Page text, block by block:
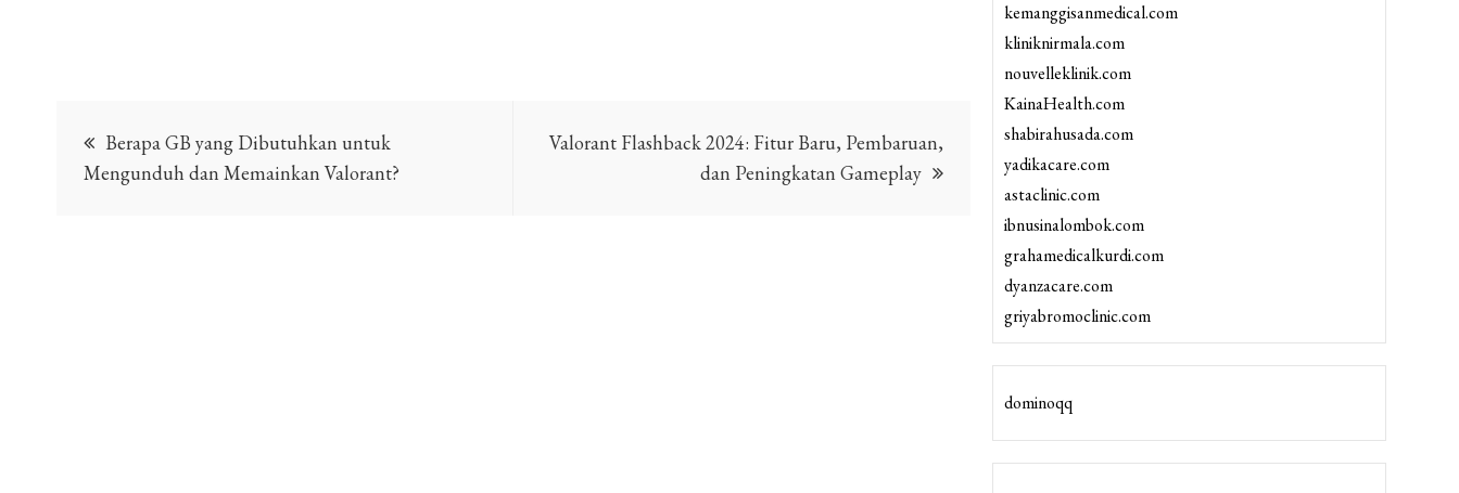
Post
navigation
Berapa GB yang Dibutuhkan untuk
Mengunduh dan Memainkan Valorant?
Valorant Flashback 2024: Fitur Baru, Pembaruan,
dan Peningkatan Gameplay
kemanggisanmedical.com
kliniknirmala.com
nouvelleklinik.com
KainaHealth.com
shabirahusada.com
yadikacare.com
astaclinic.com
ibnusinalombok.com
grahamedicalkurdi.com
dyanzacare.com
griyabromoclinic.com
dominoqq